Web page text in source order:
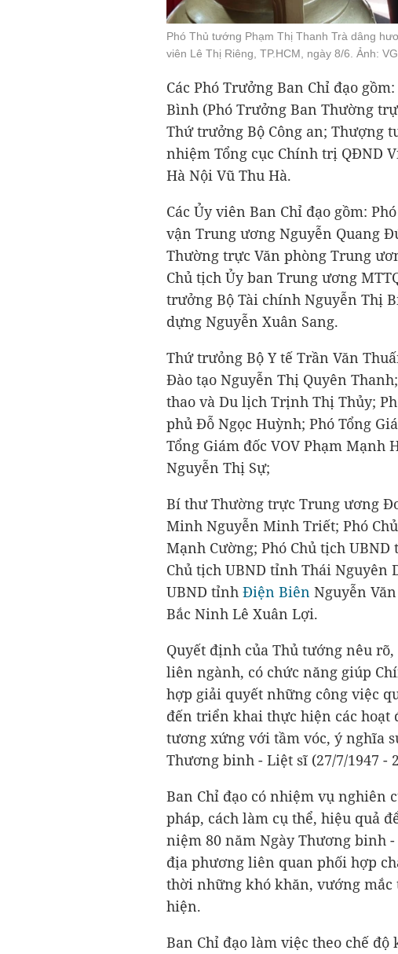
Phó Thủ tướng Phạm Thị Thanh Trà dâng
viên Lê Thị Riêng, TP.HCM, ngày 8/6. Ảnh:
Các Phó Trưởng Ban Chỉ đạo
Bình (Phó Trưởng Ban Thường
Thứ trưởng Bộ Công an; Thượng
nhiệm Tổng cục Chính trị QĐND
Hà Nội Vũ Thu Hà.
Các Ủy viên Ban Chỉ đạo gồm:
vận Trung ương Nguyễn Quang
Thường trực Văn phòng Trung
Chủ tịch Ủy ban Trung ương
trưởng Bộ Tài chính Nguyễn Thị
dựng Nguyễn Xuân Sang.
Thứ trưỏng Bộ Y tế Trần Văn
Đào tạo Nguyễn Thị Quyên
thao và Du lịch Trịnh Thị Thủy;
phủ Đỗ Ngọc Huỳnh; Phó Tổng
Tổng Giám đốc VOV Phạm Mạnh
Nguyễn Thị Sự;
Bí thư Thường trực Trung ương
Minh Nguyễn Minh Triết; Phó
Mạnh Cường; Phó Chủ tịch
Chủ tịch UBND tỉnh Thái Nguyên
UBND tỉnh Điện Biên Nguyễn
Bắc Ninh Lê Xuân Lợi.
Quyết định của Thủ tướng nêu
liên ngành, có chức năng giúp
hợp giải quyết những công việc
đến triển khai thực hiện các hoạt
tương xứng với tầm vóc, ý nghĩa
Thương binh - Liệt sĩ (27/7/1947 -
Ban Chỉ đạo có nhiệm vụ nghiên
pháp, cách làm cụ thể, hiệu quả
niệm 80 năm Ngày Thương binh
địa phương liên quan phối hợp
thời những khó khăn, vướng
hiện.
Ban Chỉ đạo làm việc theo chế